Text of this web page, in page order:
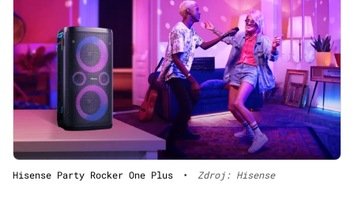
Hisense Party Rocker One Plus • Zdroj: Hisense